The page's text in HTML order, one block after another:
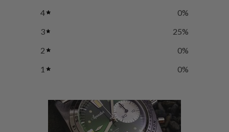
4
0%
3
25%
2
0%
1
0%